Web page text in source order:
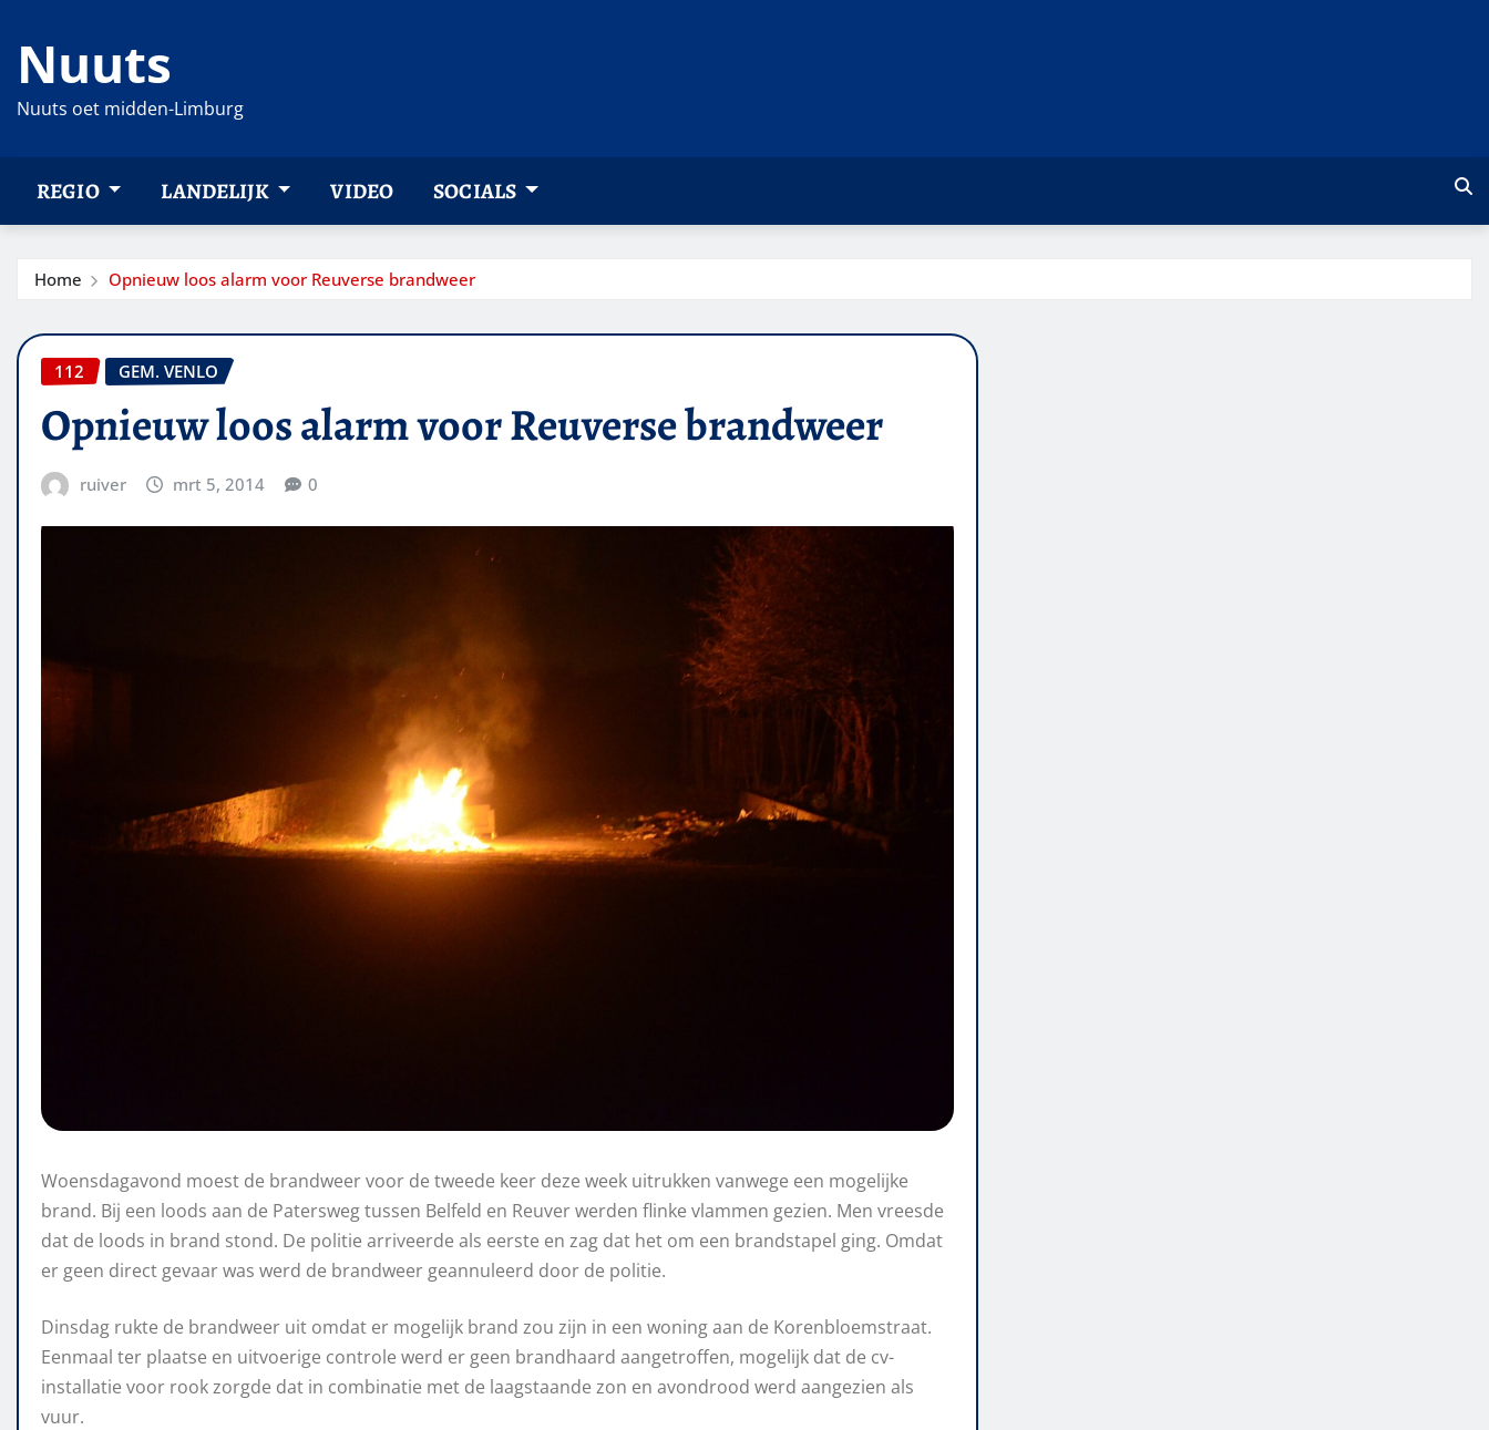
naar
inhoud
Nuuts
Nuuts oet midden-Limburg
REGIO LANDELIJK VIDEO SOCIALS
Home Opnieuw loos alarm voor Reuverse brandweer
112 GEM. VENLO
Opnieuw loos alarm voor Reuverse brandweer
ruiver mrt 5, 2014 0
Woensdagavond moest de brandweer voor de tweede keer deze week uitrukken vanwege een mogelijke
brand. Bij een loods aan de Patersweg tussen Belfeld en Reuver werden flinke vlammen gezien. Men vreesde
dat de loods in brand stond. De politie arriveerde als eerste en zag dat het om een brandstapel ging. Omdat
er geen direct gevaar was werd de brandweer geannuleerd door de politie.
Dinsdag rukte de brandweer uit omdat er mogelijk brand zou zijn in een woning aan de Korenbloemstraat.
Eenmaal ter plaatse en uitvoerige controle werd er geen brandhaard aangetroffen, mogelijk dat de cv-
installatie voor rook zorgde dat in combinatie met de laagstaande zon en avondrood werd aangezien als
vuur.